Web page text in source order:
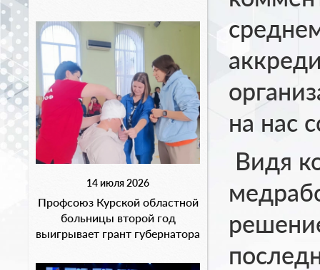
14 июля 2026
Профсоюз Курской областной
больницы второй год
выигрывает грант губернатора
на нас
Видя